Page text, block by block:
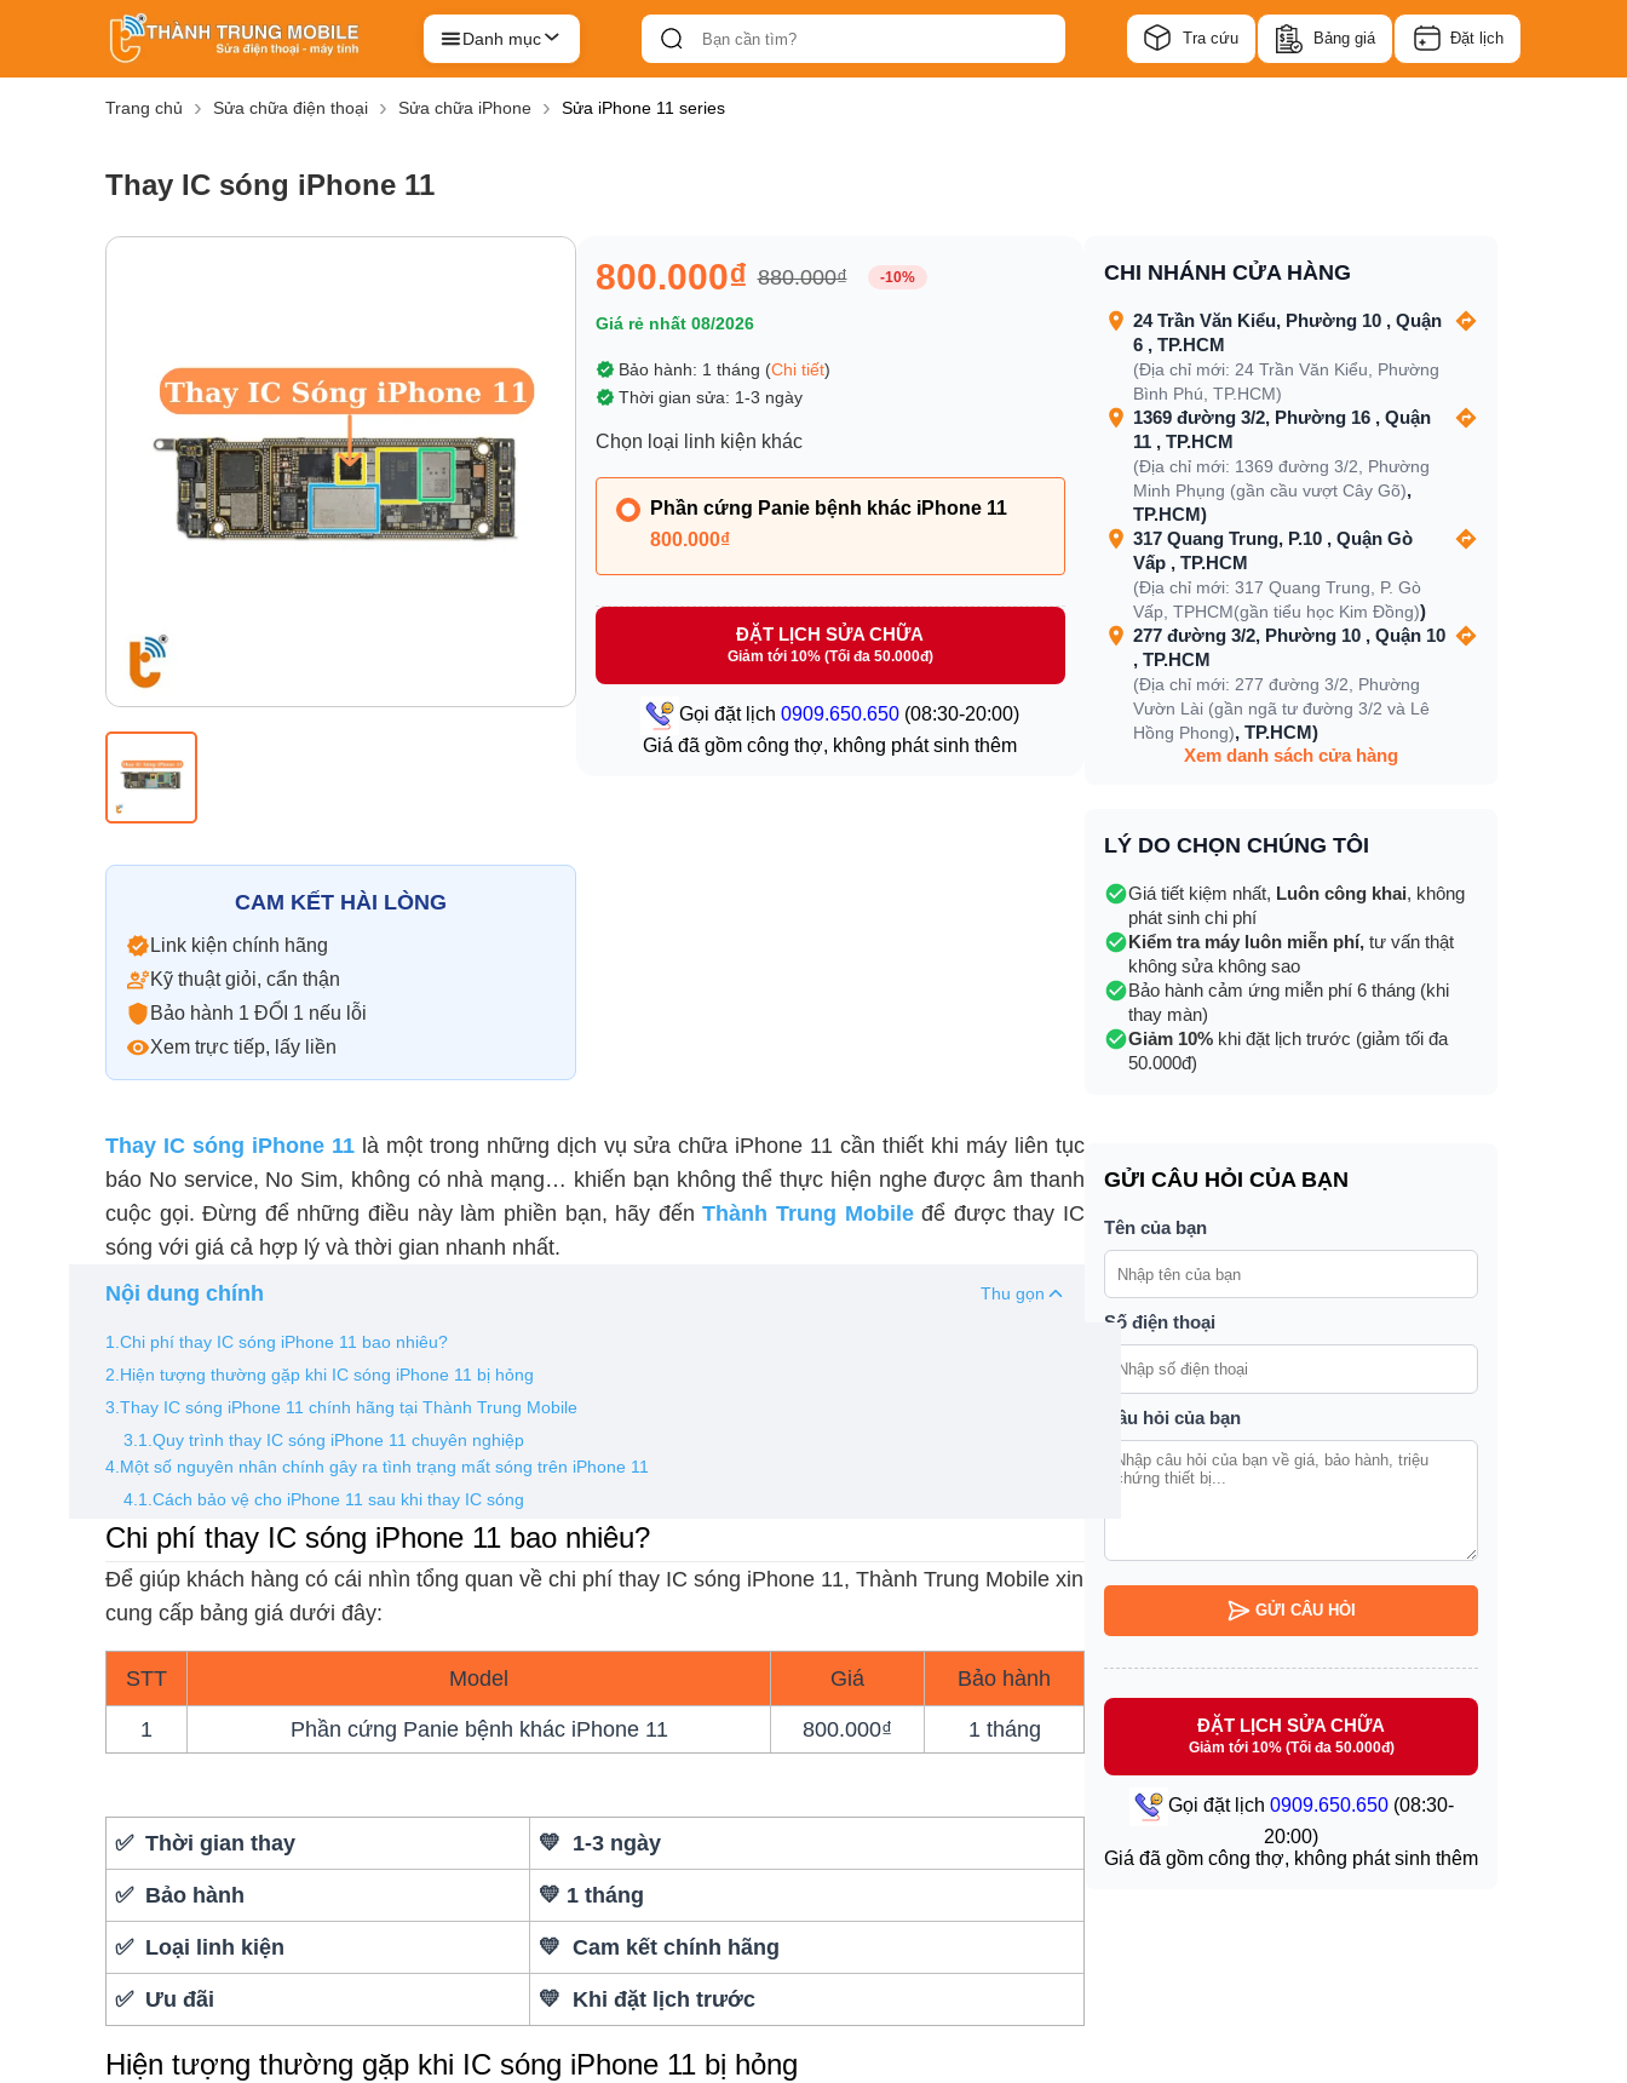
Danh mục Tra cứu Bảng giá Đặt lịch
Trang chủ Sửa chữa điện thoại Sửa chữa iPhone Sửa iPhone 11 series
Thay IC sóng iPhone 11
CAM KẾT HÀI LÒNG
Link kiện chính hãng
Kỹ thuật giỏi, cẩn thận
Bảo hành 1 ĐỔI 1 nếu lỗi
Xem trực tiếp, lấy liền
800.000₫ 880.000₫ -10%
Giá rẻ nhất 08/2026
Bảo hành: 1 tháng (Chi tiết)
Thời gian sửa: 1-3 ngày
Chọn loại linh kiện khác
Phần cứng Panie bệnh khác iPhone 11
800.000₫
ĐẶT LỊCH SỬA CHỮA
Giảm tới 10% (Tối đa 50.000đ)
Gọi đặt lịch0909.650.650 (08:30-20:00)
Giá đã gồm công thợ, không phát sinh thêm
Thay IC sóng iPhone 11là một trong những dịch vụ sửa chữa iPhone 11 cần thiết khi máy liên tục
báo No service, No Sim, không có nhà mạng… khiến bạn không thể thực hiện nghe được âm thanh
cuộc gọi. Đừng để những điều này làm phiền bạn, hãy đến Thành Trung Mobile để được thay IC
sóng với giá cả hợp lý và thời gian nhanh nhất.
Nội dung chính
Thu gọn
1.Chi phí thay IC sóng iPhone 11 bao nhiêu?
2.Hiện tượng thường gặp khi IC sóng iPhone 11 bị hỏng
3.Thay IC sóng iPhone 11 chính hãng tại Thành Trung Mobile
3.1.Quy trình thay IC sóng iPhone 11 chuyên nghiệp
4.Một số nguyên nhân chính gây ra tình trạng mất sóng trên iPhone 11
4.1.Cách bảo vệ cho iPhone 11 sau khi thay IC sóng
Chi phí thay IC sóng iPhone 11 bao nhiêu?
Để giúp khách hàng có cái nhìn tổng quan về chi phí thay IC sóng iPhone 11, Thành Trung Mobile xin
cung cấp bảng giá dưới đây:
STT Model Giá Bảo hành
1 Phần cứng Panie bệnh khác iPhone 11 800.000₫ 1 tháng
✅ Thời gian thay 💛 1-3 ngày
✅ Bảo hành 💛 1 tháng
✅ Loại linh kiện 💛 Cam kết chính hãng
✅ Ưu đãi 💛 Khi đặt lịch trước
Hiện tượng thường gặp khi IC sóng iPhone 11 bị hỏng
CHI NHÁNH CỬA HÀNG
24 Trần Văn Kiểu, Phường 10 , Quận
6 , TP.HCM
(Địa chỉ mới: 24 Trần Văn Kiểu, Phường
Bình Phú, TP.HCM)
1369 đường 3/2, Phường 16 , Quận
11 , TP.HCM
(Địa chỉ mới: 1369 đường 3/2, Phường
Minh Phụng (gần cầu vượt Cây Gõ),
TP.HCM)
317 Quang Trung, P.10 , Quận Gò
Vấp , TP.HCM
(Địa chỉ mới: 317 Quang Trung, P. Gò
Vấp, TPHCM(gần tiểu học Kim Đồng))
277 đường 3/2, Phường 10 , Quận 10
, TP.HCM
(Địa chỉ mới: 277 đường 3/2, Phường
Vườn Lài (gần ngã tư đường 3/2 và Lê
Hồng Phong), TP.HCM)
Xem danh sách cửa hàng
LÝ DO CHỌN CHÚNG TÔI
Giá tiết kiệm nhất, Luôn công khai, không
phát sinh chi phí
Kiểm tra máy luôn miễn phí, tư vấn thật
không sửa không sao
Bảo hành cảm ứng miễn phí 6 tháng (khi
thay màn)
Giảm 10% khi đặt lịch trước (giảm tối đa
50.000đ)
GỬI CÂU HỎI CỦA BẠN
Tên của bạn
Số điện thoại
Câu hỏi của bạn
GỬI CÂU HỎI
ĐẶT LỊCH SỬA CHỮA
Giảm tới 10% (Tối đa 50.000đ)
Gọi đặt lịch 0909.650.650(08:30-
20:00)
Giá đã gồm công thợ, không phát sinh thêm